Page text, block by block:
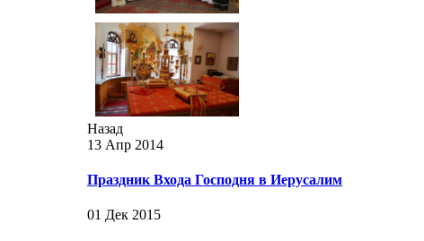
Назад
13 Апр 2014
Праздник Входа Господня в Иерусалим
01 Дек 2015